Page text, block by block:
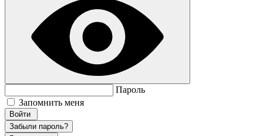
Пароль
Запомнить меня
Забыли пароль?